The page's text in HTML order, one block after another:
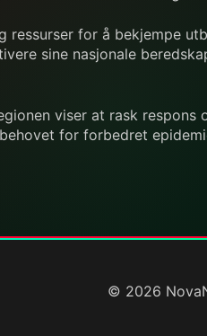
ressurser for å bekjempe
sine nasjonale
viser at rask
for forbedret
© 2026